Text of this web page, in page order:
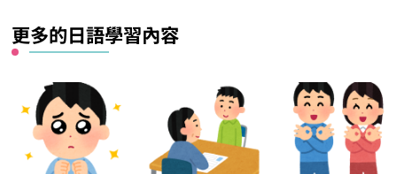
更多的日語學習內容